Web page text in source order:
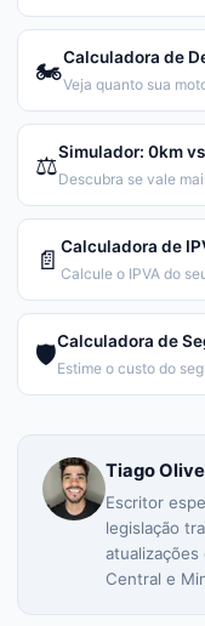
🏍️Calculadora de
Veja quanto sua
⚖️Simulador: 0km
Descubra se vale
📄 Calculadora de
Calcule o IPVA do
🛡️Calculadora de
Estime o custo do
Tiago
Escritor
legislação
atualizações
Central e